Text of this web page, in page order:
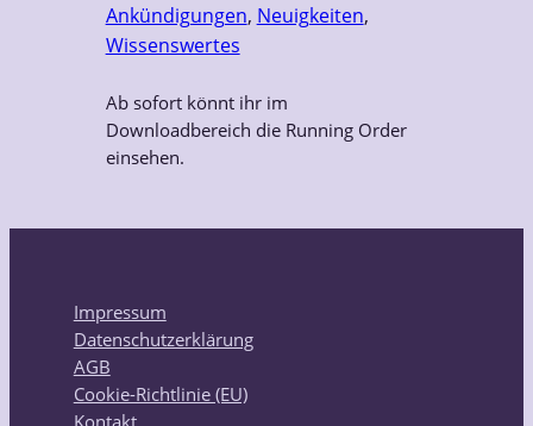
Ankündigungen, Neuigkeiten
Wissenswertes
Ab sofort könnt ihr im
Downloadbereich die Running Order
einsehen.
Impressum
Datenschutzerklärung
AGB
Cookie-Richtlinie (EU)
Kontakt